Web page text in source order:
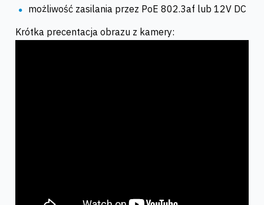
możliwość zasilania przez PoE 802.3af lub 12V DC
Krótka precentacja obrazu z kamery: